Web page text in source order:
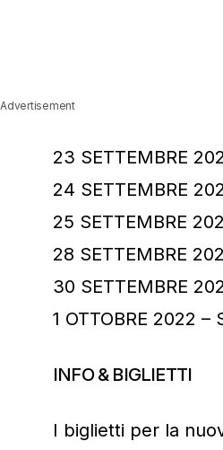
Advertisement
23 SETTEMBRE
24 SETTEMBRE
25 SETTEMBRE
28 SETTEMBRE
30 SETTEMBRE
1 OTTOBRE 2022 –
INFO & BIGLIETTI
I biglietti per la